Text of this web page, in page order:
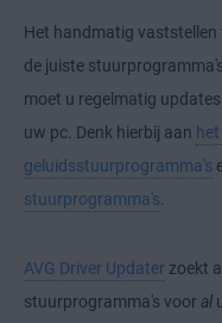
Het handmatig vaststellen
de juiste
moet u regelmatig
uw pc. Denk hierbij aan
geluidsstuurprogramma's
stuurprogramma's
AVG Driver Updater zoekt
stuurprogramma's voor al